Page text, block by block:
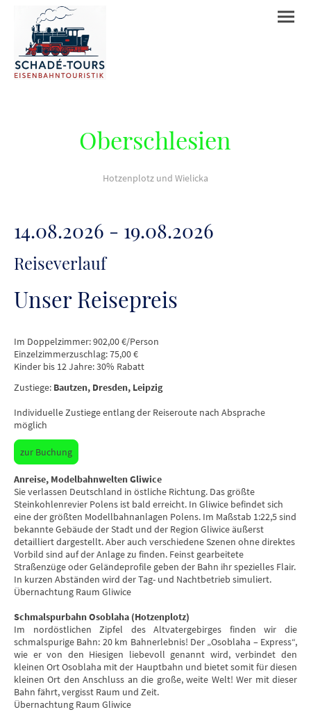
Oberschlesien
Hotzenplotz und Wielicka
14.08.2026 - 19.08.2026
Reiseverlauf
Unser Reisepreis
Im Doppelzimmer: 902,00 €/Person
Einzelzimmerzuschlag: 75,00 €
Kinder bis 12 Jahre: 30% Rabatt
Zustiege: Bautzen, Dresden, Leipzig
Individuelle Zustiege entlang der Reiseroute nach Absprache
möglich
zur Buchung
Anreise, Modelbahnwelten Gliwice
Sie verlassen Deutschland in östliche Richtung. Das größte
Steinkohlenrevier Polens ist bald erreicht. In Gliwice befindet sich
eine der größten Modellbahnanlagen Polens. Im Maßstab 1:22,5 sind
bekannte Gebäude der Stadt und der Region Gliwice äußerst
detailliert dargestellt. Aber auch verschiedene Szenen ohne direktes
Vorbild sind auf der Anlage zu finden. Feinst gearbeitete
Straßenzüge oder Geländeprofile geben der Bahn ihr spezielles Flair.
In kurzen Abständen wird der Tag- und Nachtbetrieb simuliert.
Übernachtung Raum Gliwice
Schmalspurbahn Osoblaha (Hotzenplotz)
Im nordöstlichen Zipfel des Altvatergebirges finden wir die
schmalspurige Bahn: 20 km Bahnerlebnis! Der „Osoblaha – Express“,
wie er von den Hiesigen liebevoll genannt wird, verbindet den
kleinen Ort Osoblaha mit der Hauptbahn und bietet somit für diesen
kleinen Ort den Anschluss an die große, weite Welt! Wer mit dieser
Bahn fährt, vergisst Raum und Zeit.
Übernachtung Raum Gliwice